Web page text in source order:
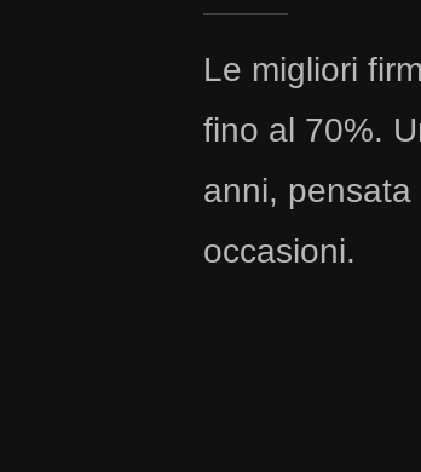
Le migliori
fino al 70%.
anni,
occasioni.